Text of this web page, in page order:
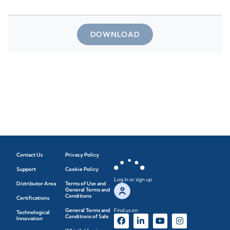
DOWNLOAD
Contact Us
Support
Distributor Area
Certifications
Technological
Innovation
Privacy Policy
Cookie Policy
Terms of Use and
General Terms and
Conditions
General Terms and
Conditions of Sale
Log in or sign up
Find us on: